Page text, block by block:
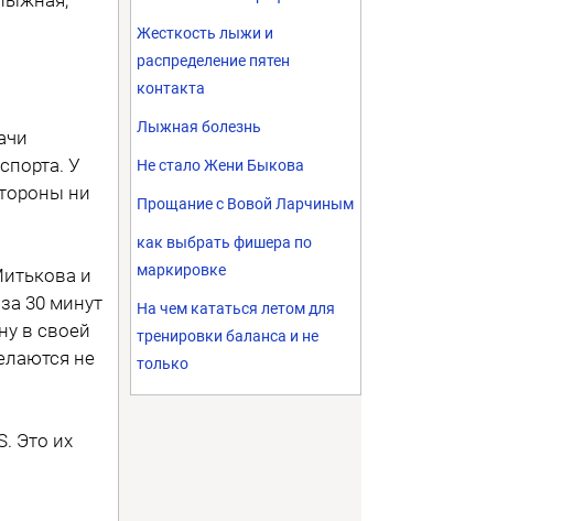
У
ни
и
30 минут
в своей
не
Это их
Жесткость лыжи и
распределение пятен
контакта
Лыжная болезнь
Не стало Жени Быкова
Прощание с Вовой Ларчиным
как выбрать фишера по
маркировке
На чем кататься летом для
тренировки баланса и не
только